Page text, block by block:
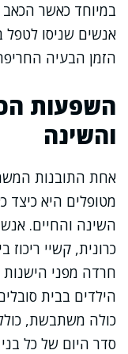
במיוחד כאשר
אנשים שניסו
הזמן הבעיה
השפעות
והשינה
אחת התובנות
מטופלים היא כיצד
השינה והחיים.
כרונית, קשיי
חרדה מפני
הילדים בבית
כולה משתבשת,
סדר היום של כל